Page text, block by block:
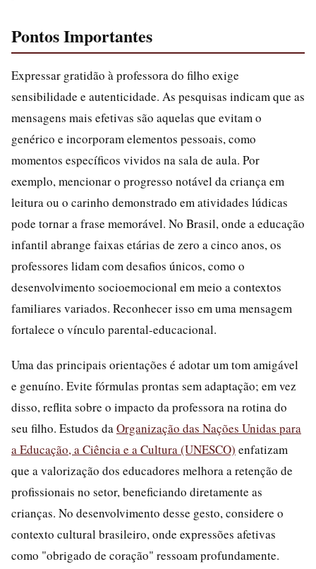
Pontos Importantes
Expressar gratidão à professora do filho exige
sensibilidade e autenticidade. As pesquisas indicam que as
mensagens mais efetivas são aquelas que evitam o
genérico e incorporam elementos pessoais, como
momentos específicos vividos na sala de aula. Por
exemplo, mencionar o progresso notável da criança em
leitura ou o carinho demonstrado em atividades lúdicas
pode tornar a frase memorável. No Brasil, onde a educação
infantil abrange faixas etárias de zero a cinco anos, os
professores lidam com desafios únicos, como o
desenvolvimento socioemocional em meio a contextos
familiares variados. Reconhecer isso em uma mensagem
fortalece o vínculo parental-educacional.
Uma das principais orientações é adotar um tom amigável
e genuíno. Evite fórmulas prontas sem adaptação; em vez
disso, reflita sobre o impacto da professora na rotina do
seu filho. Estudos daOrganização das Nações Unidas para
a Educação, a Ciência e a Cultura (UNESCO) enfatizam
que a valorização dos educadores melhora a retenção de
profissionais no setor, beneficiando diretamente as
crianças. No desenvolvimento desse gesto, considere o
contexto cultural brasileiro, onde expressões afetivas
como "obrigado de coração" ressoam profundamente.